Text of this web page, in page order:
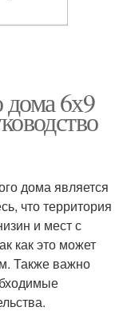
дома 6х9
дома является
что территория
и мест с
как это может
Также важно